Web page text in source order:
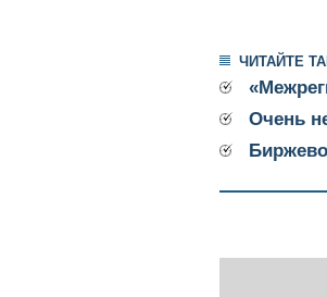
ЧИТАЙТЕ
Очень